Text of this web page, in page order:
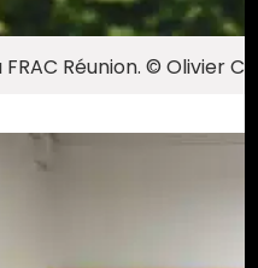
Réunion. © Olivier